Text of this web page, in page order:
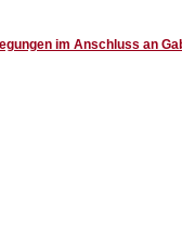
im Anschluss an